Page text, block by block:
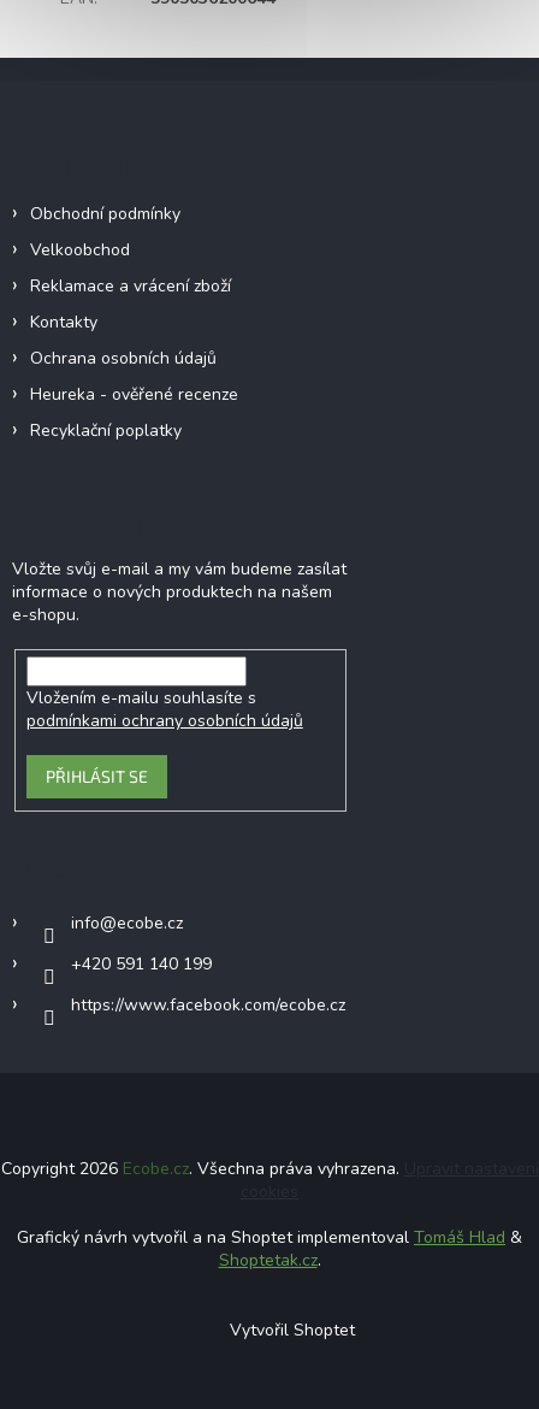
Obchodní podmínky
Velkoobchod
Reklamace a vrácení zboží
Kontakty
Ochrana osobních údajů
Heureka - ověřené recenze
Recyklační poplatky
Vložte svůj e-mail a my vám budeme zasílat
informace o nových produktech na našem
e-shopu.
Vložením e-mailu souhlasíte s
podmínkami ochrany osobních údajů
PŘIHLÁSIT SE
info@ecobe.cz
+420 591 140 199
https://www.facebook.com/ecobe.cz
Copyright 2026 Ecobe.cz. Všechna práva vyhrazena.
Grafický návrh vytvořil a na Shoptet implementoval Tomáš Hlad &
Shoptetak.cz.
Vytvořil Shoptet